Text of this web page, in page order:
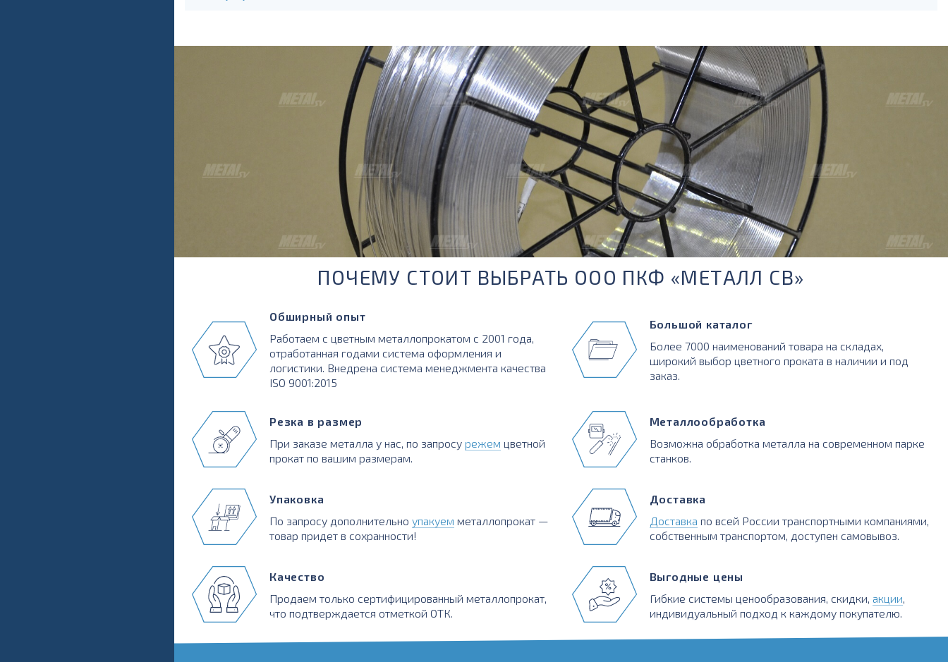
ПОЧЕМУ СТОИТ ВЫБРАТЬ ООО ПКФ «МЕТАЛЛ СВ»
Обширный опыт
Работаем с цветным металлопрокатом с 2001 года,
отработанная годами система оформления и
логистики. Внедрена система менеджмента качества
ISO 9001:2015
Резка в размер
При заказе металла у нас, по запросу режем цветной
прокат по вашим размерам.
Упаковка
По запросу дополнительно упакуем металлопрокат —
товар придет в сохранности!
Качество
Продаем только сертифицированный металлопрокат,
что подтверждается отметкой ОТК.
Большой каталог
Более 7000 наименований товара на складах,
широкий выбор цветного проката в наличии и под
заказ.
Металлообработка
Возможна обработка металла на современном парке
станков.
Доставка
Доставка по всей России транспортными компаниями,
собственным транспортом, доступен самовывоз.
Выгодные цены
Гибкие системы ценообразования, скидки, акции
индивидуальный подход к каждому покупателю.